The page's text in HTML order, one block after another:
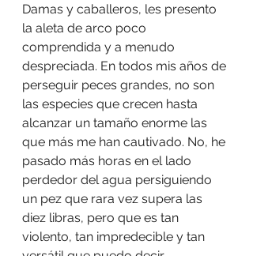
Damas y caballeros, les presento
la aleta de arco poco
comprendida y a menudo
despreciada. En todos mis años de
perseguir peces grandes, no son
las especies que crecen hasta
alcanzar un tamaño enorme las
que más me han cautivado. No, he
pasado más horas en el lado
perdedor del agua persiguiendo
un pez que rara vez supera las
diez libras, pero que es tan
violento, tan impredecible y tan